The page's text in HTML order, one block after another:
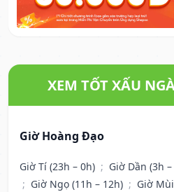
XEM TỐT XẤU
Giờ Hoàng Đạo
Giờ Tí (23h – 0h) ; Giờ Dần (3h
; Giờ Ngọ (11h – 12h) ; Giờ